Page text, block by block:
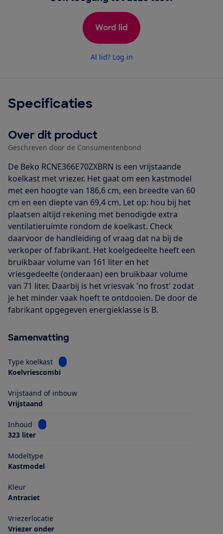
Word lid
Al lid? Log in
Specificaties
Over dit product
Geschreven door de Consumentenbond
De Beko RCNE366E70ZXBRN is een vrijstaande
koelkast met vriezer. Het gaat om een kastmodel
met een hoogte van 186,6 cm, een breedte van 60
cm en een diepte van 69,4 cm. Let op: hou bij het
plaatsen altijd rekening met benodigde extra
ventilatieruimte rondom de koelkast. Check
daarvoor de handleiding of vraag dat na bij de
verkoper of fabrikant. Het koelgedeelte heeft een
bruikbaar volume van 161 liter en het
vriesgedeelte (onderaan) een bruikbaar volume
van 71 liter. Daarbij is het vriesvak 'no frost' zodat
je het minder vaak hoeft te ontdooien. De door de
fabrikant opgegeven energieklasse is B.
Samenvatting
Type koelkast
Bekijk informatie voor Type koelkast
Koelvriescombi
Vrijstaand of inbouw
Vrijstaand
Inhoud
Bekijk informatie voor Inhoud
323 liter
Modeltype
Kastmodel
Kleur
Antraciet
Vriezerlocatie
Vriezer onder